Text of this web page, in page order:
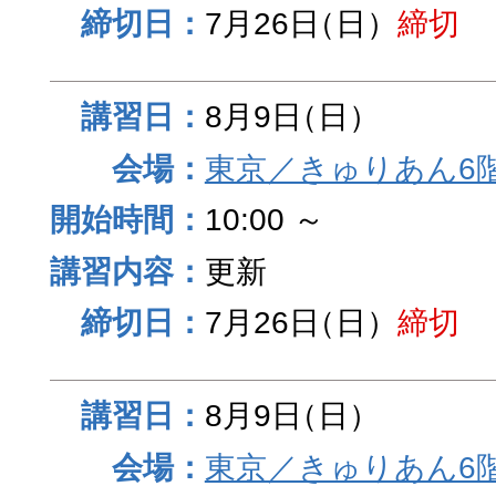
7月26日（日） 締切
8月9日（日）
東京／きゅりあん6
10:00 ～
更新
7月26日（日） 締切
8月9日（日）
東京／きゅりあん6